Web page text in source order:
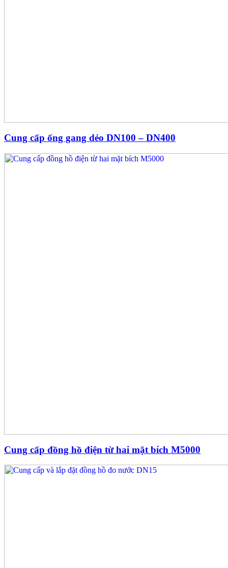
Cung cấp ống gang dẻo DN100 – DN400
Cung cấp đồng hồ điện từ hai mặt bích M5000